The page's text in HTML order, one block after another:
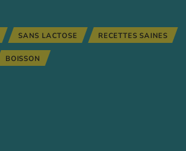
SANS LACTOSE RECETTES SAINES
BOISSON